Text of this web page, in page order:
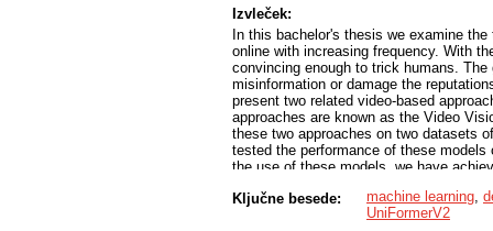
Izvleček:
In this bachelor's thesis we examine
online with increasing frequency. With
convincing enough to trick humans.
misinformation or damage the
present two related video-based
approaches are known as the Video
these two approaches on two datasets
tested the performance of these
the use of these models, we have
certain implementation details. We also
experiments, and a comparison of our
Ključne besede: machine learning
UniFormerV2